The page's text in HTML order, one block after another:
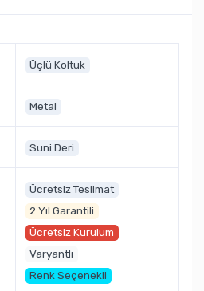
Üçlü Koltuk
Metal
Suni Deri
Ücretsiz Teslimat
2 Yıl Garantili
Ücretsiz Kurulum
Varyantlı
Renk Seçenekli